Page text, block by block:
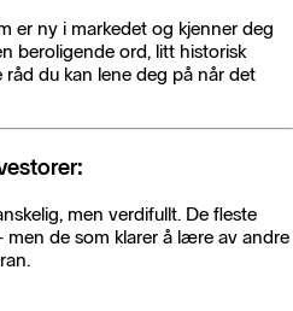
er ny i markedet og kjenner deg
beroligende ord, litt historisk
du kan lene deg på når det
men verdifullt. De fleste
de som klarer å lære av andre